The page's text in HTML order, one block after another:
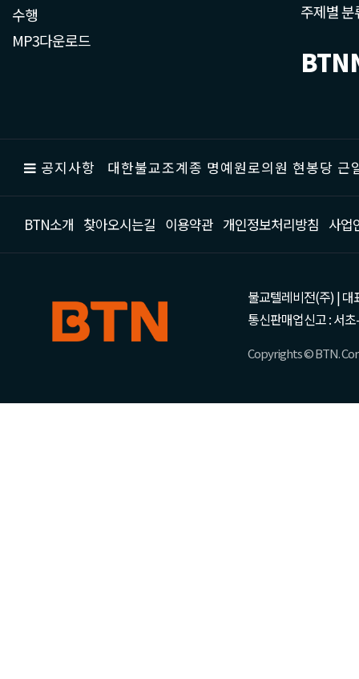
수행
MP3다운로드
주제별 분
공지사항 대한불교조계종 명예원로의원 현봉당
BTN소개 찾아오시는길 이용약관 개인정보처리방침 사업
불교텔레비전(주) | 대
통신판매업신고 : 서
Copyrights © BTN.